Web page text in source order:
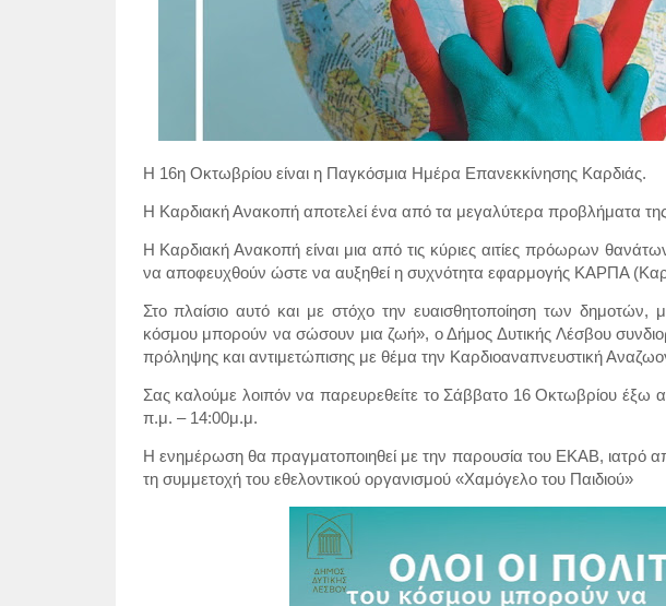
Η 16η Οκτωβρίου είναι η Παγκόσμια Ημέρα Επανεκκίνησης Καρδιάς.
Η Καρδιακή Ανακοπή αποτελεί ένα από τα μεγαλύτερα προβλήματα
Η Καρδιακή Ανακοπή είναι μια από τις κύριες αιτίες πρόωρων
να αποφευχθούν ώστε να αυξηθεί η συχνότητα εφαρμογής ΚΑΡΠΑ
Στο πλαίσιο αυτό και με στόχο την ευαισθητοποίηση των δημοτών,
κόσμου μπορούν να σώσουν μια ζωή», ο Δήμος Δυτικής Λέσβου
πρόληψης και αντιμετώπισης με θέμα την Καρδιοαναπνευστική
Σας καλούμε λοιπόν να παρευρεθείτε το Σάββατο 16 Οκτωβρίου
π.μ. – 14:00μ.μ.
Η ενημέρωση θα πραγματοποιηθεί με την παρουσία του ΕΚΑΒ, ιατρό
τη συμμετοχή του εθελοντικού οργανισμού «Χαμόγελο του Παιδιού»